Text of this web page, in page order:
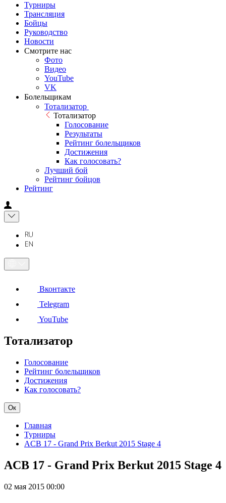
Турниры
Трансляция
Бойцы
Руководство
Новости
Смотрите нас
Фото
Видео
YouTube
VK
Болельщикам
Тотализатор
Тотализатор
Голосование
Результаты
Рейтинг болельщиков
Достижения
Как голосовать?
Лучший бой
Рейтинг бойцов
Рейтинг
Вконтакте
Telegram
YouTube
Тотализатор
Голосование
Рейтинг болельщиков
Достижения
Как голосовать?
Ок
Главная
Турниры
ACB 17 - Grand Prix Berkut 2015 Stage 4
ACB 17 - Grand Prix Berkut 2015 Stage 4
02 мая 2015 00:00